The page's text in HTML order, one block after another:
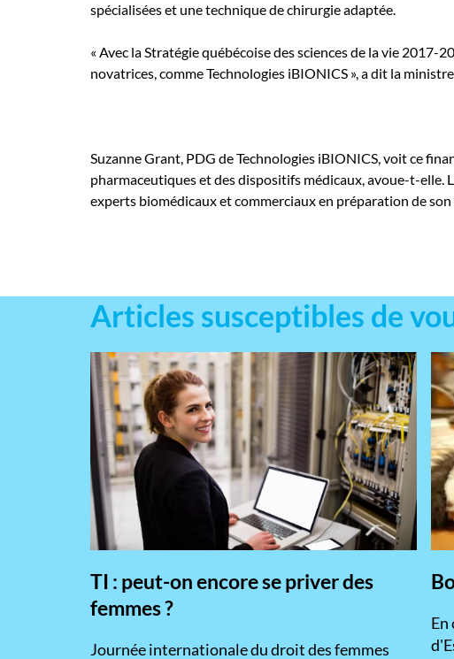
spécialisées et une technique de chirurgie adaptée.
« Avec la Stratégie québécoise des sciences de la vie
novatrices, comme Technologies iBIONICS », a dit la
Suzanne Grant, PDG de Technologies iBIONICS, voit ce
pharmaceutiques et des dispositifs médicaux, avoue-t-elle.
experts biomédicaux et commerciaux en préparation de
Articles susceptibles de
TI : peut-on encore se priver des
femmes ?
​Journée internationale du droit des femmes
En